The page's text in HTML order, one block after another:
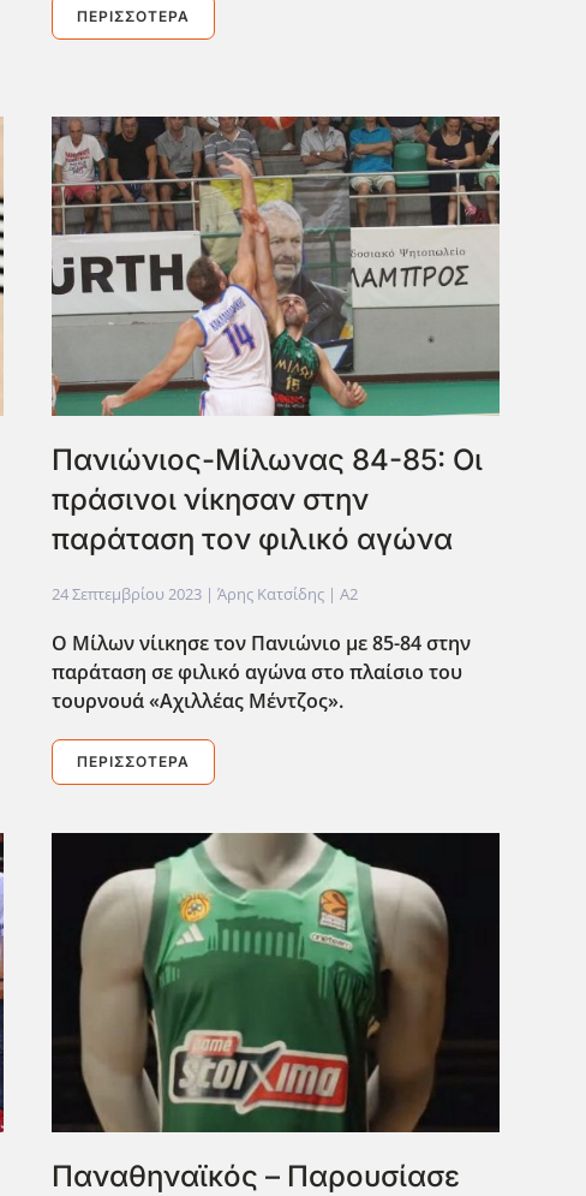
ΠΕΡΙΣΣΌΤΕΡΑ
Πανιώνιος-Μίλωνας 84-85: Οι
πράσινοι νίκησαν στην
παράταση τον φιλικό αγώνα
24 Σεπτεμβρίου 2023| Άρης Κατσίδης | A2
Ο Μίλων νίικησε τον Πανιώνιο με 85-84 στην
παράταση σε φιλικό αγώνα στο πλαίσιο του
τουρνουά «Αχιλλέας Μέντζος».
ΠΕΡΙΣΣΌΤΕΡΑ
Παναθηναϊκός – Παρουσίασε